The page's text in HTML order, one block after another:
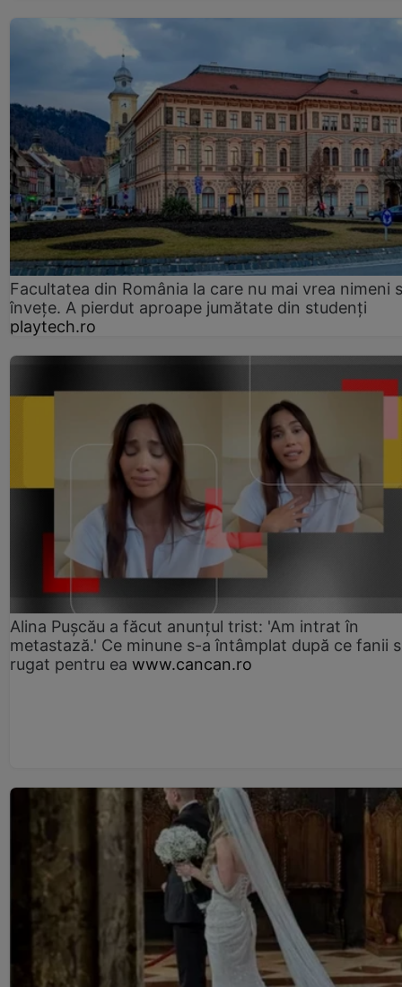
Facultatea din România la care nu mai vrea nimeni
înveţe. A pierdut aproape jumătate din studenţi
playtech.ro
Alina Pușcău a făcut anunțul trist: 'Am intrat în
metastază.' Ce minune s-a întâmplat după ce fanii
rugat pentru ea www.cancan.ro